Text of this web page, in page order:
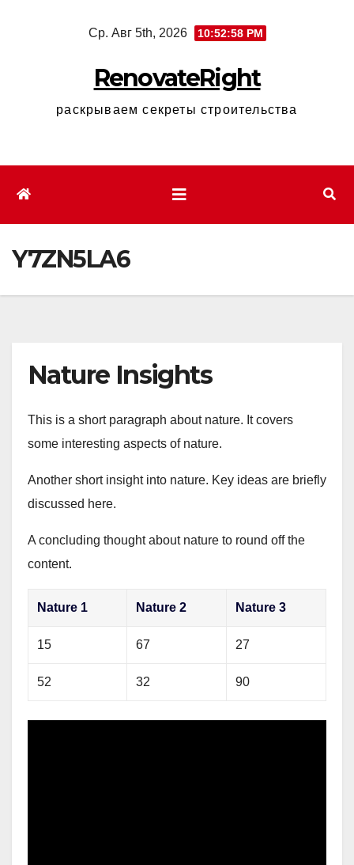
Ср. Авг 5th, 2026 10:52:59 PM
RenovateRight
раскрываем секреты строительства
Y7ZN5LA6
Nature Insights
This is a short paragraph about nature. It covers
some interesting aspects of nature.
Another short insight into nature. Key ideas are briefly
discussed here.
A concluding thought about nature to round off the
content.
Nature 1 Nature 2 Nature 3
15 67 27
52 32 90